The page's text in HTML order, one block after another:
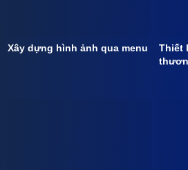
Xây dựng hình ảnh qua menu
Thiết